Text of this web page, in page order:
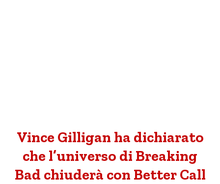
Vince Gilligan ha dichiarato
che l’universo di Breaking
Bad chiuderà con Better Call